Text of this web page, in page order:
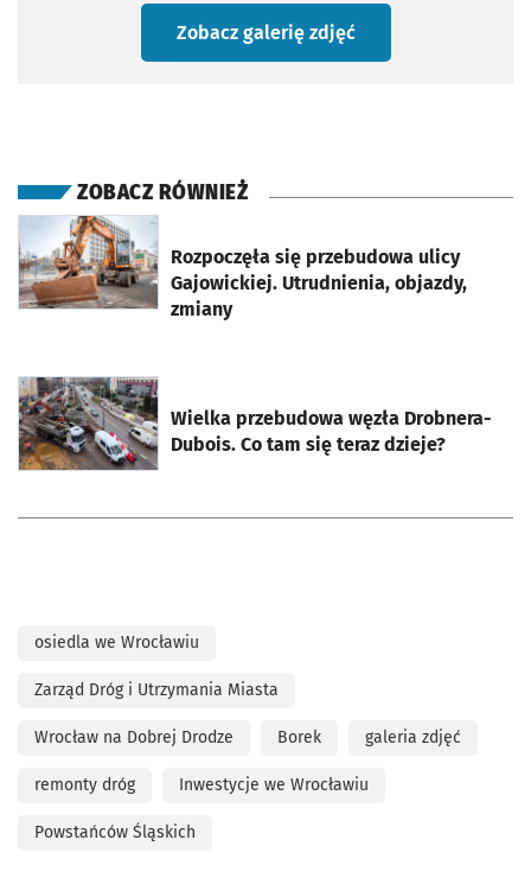
Zobacz galerię zdjęć
ZOBACZ RÓWNIEŻ
Rozpoczęła się przebudowa ulicy
Gajowickiej. Utrudnienia, objazdy,
zmiany
otworzy się w nowej karcie
Wielka przebudowa węzła Drobnera-
Dubois. Co tam się teraz dzieje?
otworzy się w nowej karcie
osiedla we Wrocławiu
Zarząd Dróg i Utrzymania Miasta
Wrocław na Dobrej Drodze Borek galeria zdjęć
remonty dróg Inwestycje we Wrocławiu
Powstańców Śląskich